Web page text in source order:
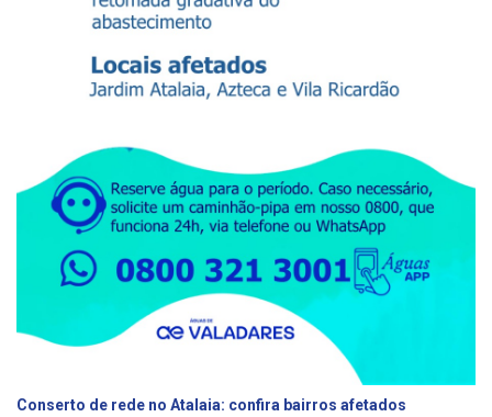
Conserto de rede no Atalaia: confira bairros afetados